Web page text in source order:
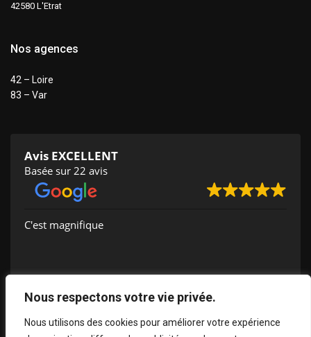
Nous respectons votre vie privée.
Nous utilisons des cookies pour améliorer votre expérience
42580 L'Etrat
Nos agences
42 – Loire
83 – Var
Avis EXCELLENT
Basée sur 22 avis
C'est magnifique
Nadia BADEK
2024-09-14